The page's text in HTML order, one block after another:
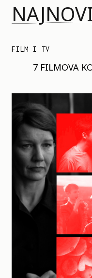
FILM I TV
7 FILMOVA